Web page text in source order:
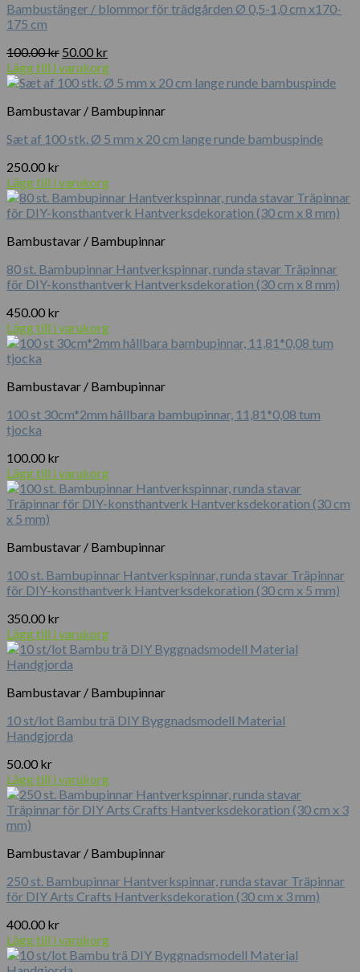
Bambustänger / blommor för trädgården Ø 0,5-1,0 cm x170-
175 cm
100.00kr Det
ursprungliga
priset
100.00 kr.
50.00 krDet
nuvarande
priset
50.00 kr.
Lägg till i varukorg
Bambustavar / Bambupinnar
Sæt af 100 stk. Ø 5 mm x 20 cm lange runde bambuspinde
250.00 kr
Lägg till i varukorg
Bambustavar / Bambupinnar
80 st. Bambupinnar Hantverkspinnar, runda stavar Träpinnar
för DIY-konsthantverk Hantverksdekoration (30 cm x 8 mm)
450.00 kr
Lägg till i varukorg
Bambustavar / Bambupinnar
100 st 30cm*2mm hållbara bambupinnar, 11,81*0,08 tum
tjocka
100.00 kr
Lägg till i varukorg
Bambustavar / Bambupinnar
100 st. Bambupinnar Hantverkspinnar, runda stavar Träpinnar
för DIY-konsthantverk Hantverksdekoration (30 cm x 5 mm)
350.00 kr
Lägg till i varukorg
Bambustavar / Bambupinnar
10 st/lot Bambu trä DIY Byggnadsmodell Material
Handgjorda
50.00 kr
Lägg till i varukorg
Bambustavar / Bambupinnar
250 st. Bambupinnar Hantverkspinnar, runda stavar Träpinnar
för DIY Arts Crafts Hantverksdekoration (30 cm x 3 mm)
400.00 kr
Lägg till i varukorg